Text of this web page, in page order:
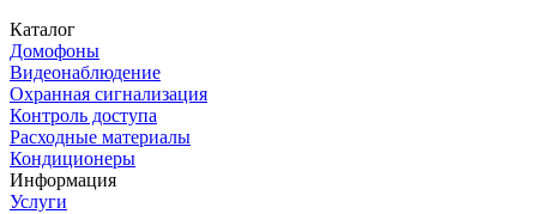
Каталог
Домофоны
Видеонаблюдение
Охранная сигнализация
Контроль доступа
Расходные материалы
Кондиционеры
Информация
Услуги